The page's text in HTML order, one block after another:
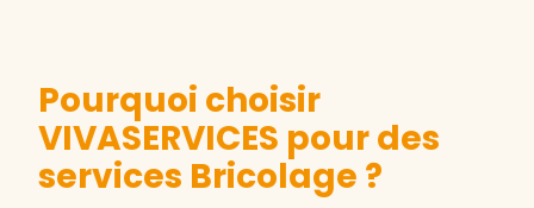
Pourquoi choisir
VIVASERVICES pour des
services Bricolage ?